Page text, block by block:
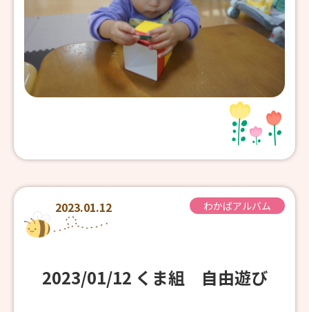
2023.01.12 わかばアルバム
2023/01/12 くま組 自由遊び